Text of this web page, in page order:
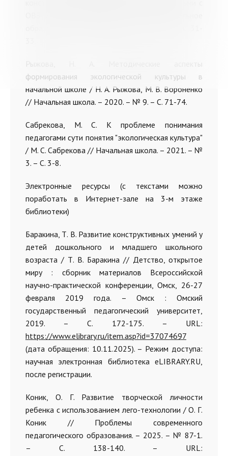
Рыжова, Н. А. Методические аспекты
формирования экологической культуры в
начальной школе / Н. А. Рыжова, М. В. Вороненко
// Начальная школа. – 2020. – № 9. – С. 71-74.
Сабрекова, М. С. К проблеме понимания
педагогами сути понятия "экологическая культура"
/ М. С. Сабрекова // Начальная школа. – 2021. – №
3. – С. 3-8.
Электронные ресурсы (с текстами можно
поработать в Интернет-зале на 3-м этаже
библиотеки)
Баракина, Т. В. Развитие конструктивных умений у
детей дошкольного и младшего школьного
возраста / Т. В. Баракина // Детство, открытое
миру : сборник материалов Всероссийской
научно-практической конференции, Омск, 26-27
февраля 2019 года. – Омск : Омский
государственный педагогический университет,
2019. – С. 172-175. – URL:
https://www.elibrary.ru/item.asp?id=37074697
(дата обращения: 10.11.2025). – Режим доступа:
научная электронная библиотека eLIBRARY.RU,
после регистрации.
Коник, О. Г. Развитие творческой личности
ребенка с использованием лего-технологии / О. Г.
Коник // Проблемы современного
педагогического образования. – 2025. – № 87-1.
– С. 138-140. – URL: